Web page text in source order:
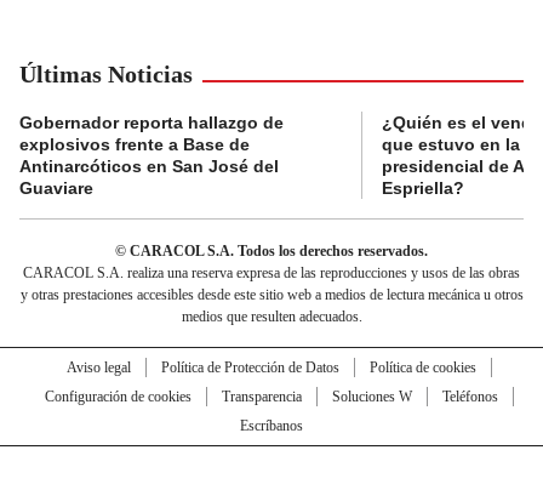
Últimas Noticias
Gobernador reporta hallazgo de
explosivos frente a Base de
Antinarcóticos en San José del
Guaviare
¿Quién es el
que estuvo en la
presidencial de
Espriella?
© CARACOL S.A. Todos los derechos reservados.
CARACOL S.A. realiza una reserva expresa de las reproducciones y usos de las obras
y otras prestaciones accesibles desde este sitio web a medios de lectura mecánica u otros
medios que resulten adecuados.
Aviso legal Política de Protección de Datos
Política de cookies
Configuración de cookies
Transparencia Soluciones W
Teléfonos
Escríbanos